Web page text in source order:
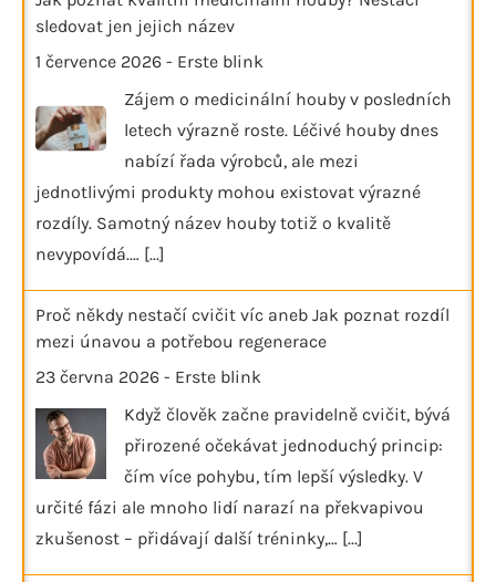
sledovat jen jejich název
1 července 2026 - Erste blink
Zájem o medicinální houby v posledních
letech výrazně roste. Léčivé houby dnes
nabízí řada výrobců, ale mezi
jednotlivými produkty mohou existovat výrazné
rozdíly. Samotný název houby totiž o kvalitě
nevypovídá.… [...]
Proč někdy nestačí cvičit víc aneb Jak poznat rozdíl
mezi únavou a potřebou regenerace
23 června 2026 - Erste blink
Když člověk začne pravidelně cvičit, bývá
přirozené očekávat jednoduchý princip:
čím více pohybu, tím lepší výsledky. V
určité fázi ale mnoho lidí narazí na překvapivou
zkušenost – přidávají další tréninky,… [...]